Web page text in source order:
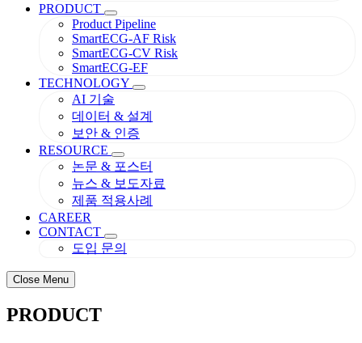
PRODUCT
Product Pipeline
SmartECG-AF Risk
SmartECG-CV Risk
SmartECG-EF
TECHNOLOGY
AI 기술
데이터 & 설계
보안 & 인증
RESOURCE
논문 & 포스터
뉴스 & 보도자료
제품 적용사례
CAREER
CONTACT
도입 문의
Close Menu
PRODUCT